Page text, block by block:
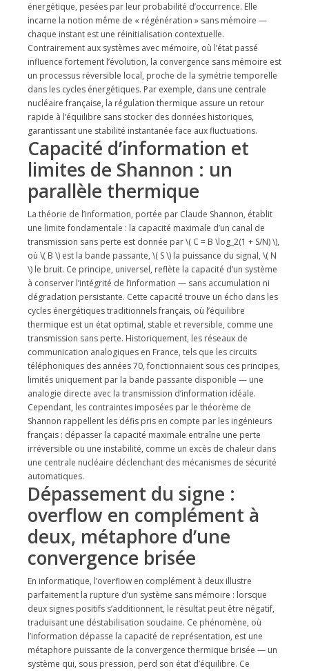
énergétique, pesées par leur probabilité d’occurrence. Elle
incarne la notion même de « régénération » sans mémoire —
chaque instant est une réinitialisation contextuelle.
Contrairement aux systèmes avec mémoire, où l’état passé
influence fortement l’évolution, la convergence sans mémoire est
un processus réversible local, proche de la symétrie temporelle
dans les cycles énergétiques. Par exemple, dans une centrale
nucléaire française, la régulation thermique assure un retour
rapide à l’équilibre sans stocker des données historiques,
garantissant une stabilité instantanée face aux fluctuations.
Capacité d’information et
limites de Shannon : un
parallèle thermique
La théorie de l’information, portée par Claude Shannon, établit
une limite fondamentale : la capacité maximale d’un canal de
transmission sans perte est donnée par \( C = B \log_2(1 + S/N) \),
où \( B \) est la bande passante, \( S \) la puissance du signal, \( N
\) le bruit. Ce principe, universel, reflète la capacité d’un système
à conserver l’intégrité de l’information — sans accumulation ni
dégradation persistante. Cette capacité trouve un écho dans les
cycles énergétiques traditionnels français, où l’équilibre
thermique est un état optimal, stable et reversible, comme une
transmission sans perte. Historiquement, les réseaux de
communication analogiques en France, tels que les circuits
téléphoniques des années 70, fonctionnaient sous ces principes,
limités uniquement par la bande passante disponible — une
analogie directe avec la transmission d’information idéale.
Cependant, les contraintes imposées par le théorème de
Shannon rappellent les défis pris en compte par les ingénieurs
français : dépasser la capacité maximale entraîne une perte
irréversible ou une instabilité, comme un excès de chaleur dans
une centrale nucléaire déclenchant des mécanismes de sécurité
automatiques.
Dépassement du signe :
overflow en complément à
deux, métaphore d’une
convergence brisée
En informatique, l’overflow en complément à deux illustre
parfaitement la rupture d’un système sans mémoire : lorsque
deux signes positifs s’additionnent, le résultat peut être négatif,
traduisant une déstabilisation soudaine. Ce phénomène, où
l’information dépasse la capacité de représentation, est une
métaphore puissante de la convergence thermique brisée — un
système qui, sous pression, perd son état d’équilibre. Ce